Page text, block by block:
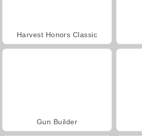
Harvest Honors Classic
Gun Builder